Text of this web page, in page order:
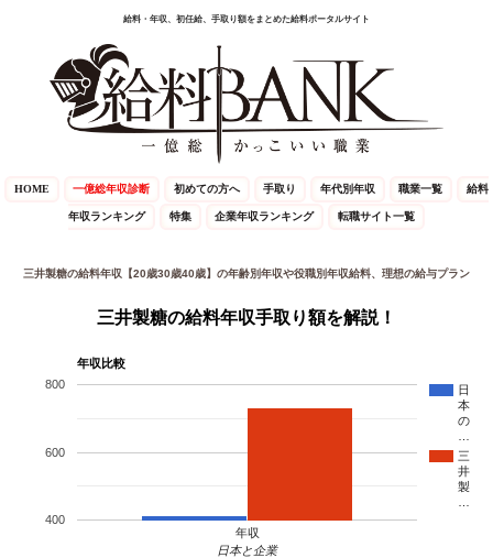
給料・年収、初任給、手取り額をまとめた給料ポータルサイト
HOME 一億総年収診断 初めての方へ 手取り 年代別年収 職業一覧 給料
年収ランキング 特集 企業年収ランキング 転職サイト一覧
三井製糖の給料年収【20歳30歳40歳】の年齢別年収や役職別年収給料、理想の給与プラン
三井製糖の給料年収手取り額を解説！
年収比較
日
本
の
三
井
製
年収
400
600
800
日本と企業